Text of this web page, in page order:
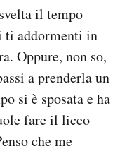
il tempo
ti addormenti in
Oppure, non so,
a prenderla un
si è sposata e ha
fare il liceo
che me